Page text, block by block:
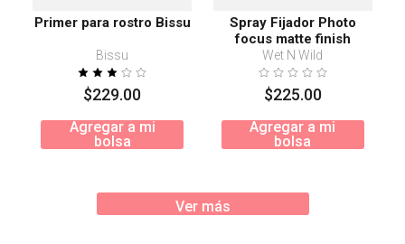
Primer para rostro Bissu
Bissu
$229.00
Agregar a mi
bolsa
Spray Fijador Photo
focus matte finish
Wet N Wild
$225.00
Agregar a mi
bolsa
Ver más